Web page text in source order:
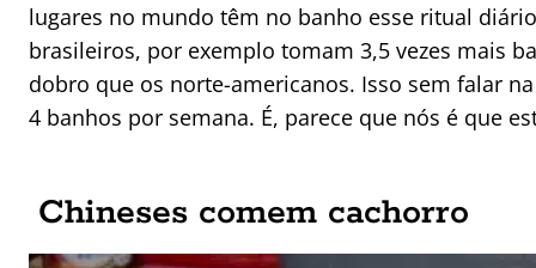
lugares no mundo têm no banho esse ritual
brasileiros, por exemplo tomam 3,5 vezes mais
dobro que os norte-americanos. Isso sem falar
4 banhos por semana. É, parece que nós é que
Chineses comem cachorro